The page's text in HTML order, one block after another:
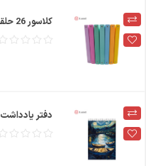
کلاسور 26 حلقه 100 برگ جلد سخت آراد 25*18
دفتر یادداشت 80 برگ نئوپک طرح ونگوگ سایز A5